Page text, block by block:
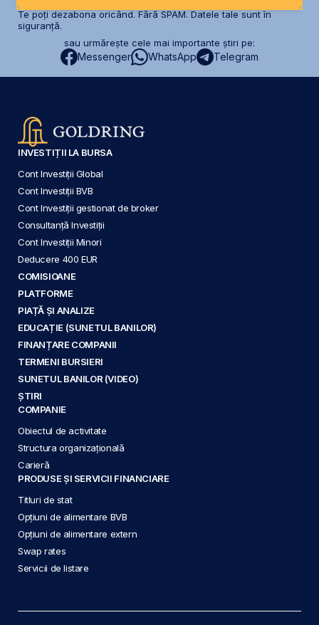
Te poți dezabona oricând. Fără SPAM. Datele tale sunt în
siguranță.
sau urmărește cele mai importante știri pe:
Messenger WhatsApp Telegram
INVESTIȚII LA BURSA
Cont Investiții Global
Cont Investiții BVB
Cont Investiții gestionat de broker
Consultanță Investiții
Cont Investiții Minori
Deducere 400 EUR
COMISIOANE
PLATFORME
PIAȚĂ ȘI ANALIZE
EDUCAȚIE (SUNETUL BANILOR)
FINANȚARE COMPANII
TERMENI BURSIERI
SUNETUL BANILOR (VIDEO)
ȘTIRI
COMPANIE
Obiectul de activitate
Structura organizațională
Carieră
PRODUSE ȘI SERVICII FINANCIARE
Titluri de stat
Opțiuni de alimentare BVB
Opțiuni de alimentare extern
Swap rates
Servicii de listare